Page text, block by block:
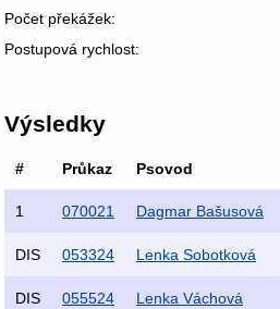
Počet překážek:
Postupová rychlost:
Výsledky
# Průkaz Psovod
1 070021 Dagmar Bašusová
DIS 053324 Lenka Sobotková
DIS 055524 Lenka Váchová